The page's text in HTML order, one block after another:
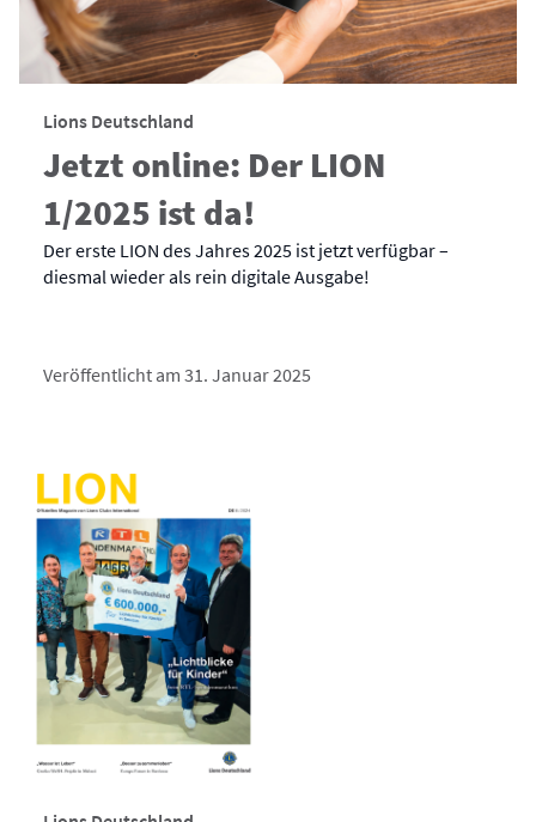
Lions Deutschland
Jetzt online: Der LION
1/2025 ist da!
Der erste LION des Jahres 2025 ist jetzt verfügbar –
diesmal wieder als rein digitale Ausgabe!
Veröffentlicht am 31. Januar 2025